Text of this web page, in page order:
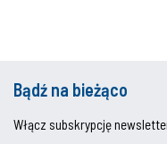
Bądź na bieżąco
Włącz subskrypcję